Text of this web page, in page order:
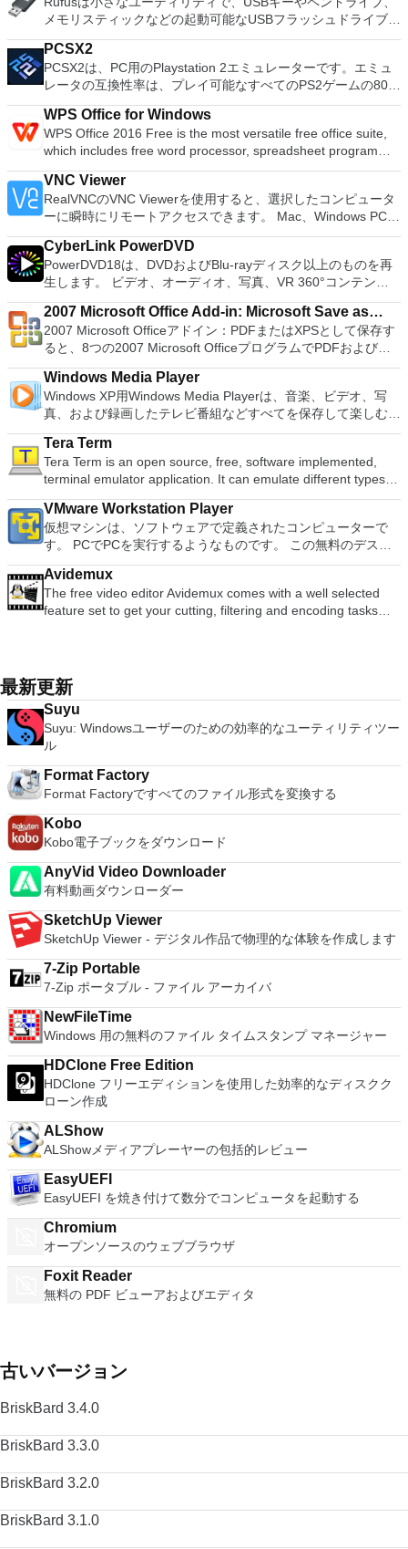
ーティション空き領域を再分配するダイナミックディスクの変
換パーティションを回復する
Vorbis, MP3, WAV or AIFF sound files. Cut, copy, splice or mix
sounds together. Change the speed or pitch of a recording.
Add new effects with LADSPA plug-ins. And more!
メモリスティックなどの起動可能なUSBフラッシュドライブを
フォーマットおよび作成できます。 Rufusは、次のシナリオで
役立ちます。 Windows、Linux、およびUEFI用の起動可能な
ISOからUSBインストールメディアを作成する必要がある場
合。 OSがインストールされていないシステムで作業する必要
がある場合。 BIOSまたはその他のファームウェアをDOSから
フラッシュする必要がある場合。 低レベルのユーティリティ
を実行する必要がある場合。 Rufusは次の* ISOで動作しま
す：Arch Linux、Archbang、BartPE / pebuilder、CentOS、
Damn Small Linux、Fedora、FreeDOS、Gentoo、
gNewSense、Hiren&#39;s Boot CD、LiveXP、Knoppix、
Kubuntu、Linux Mint、NT Password Registry Editor、
OpenSUSE、Parted Magic、Slackware、Tails、Trinity
Rescue Kit、Ubuntu、Ultimate Boot CD、Windows XP（SP2
以降）、Windows Server 2003 R2、Windows Vista、
Windows 7、Windows 8。 *このリストは完全ではありませ
ア語、マレーシア語、セシュティナ、ダンスク、ドイツ語、英
語、スペイン語、フランス語、フルバツキー、イタリア語、ラ
トヴィエシュ、リエトゥビウ、マジャール、オランダ、ノルス
ク、ポルスキ、ポルトガル、ポルトガル、スロヴェンスキー、
スロベンツキー、スロヴェンスキーSrpski、Suomi、
Svenska、Türkçe。
PCSX2
PCSX2は、PC用のPlaystation 2エミュレーターです。エミュ
レータの互換性率は、プレイ可能なすべてのPS2ゲームの80％
以上を誇っています。かなり強力なコンピューターを所有して
いる場合、PCSX2は優れたエミュレーターです。また、この
アプリケーションはローエンドコンピューターのサポートも提
供するため、Playstation 2コンソールのすべての所有者は、
PCで動作するゲームを見ることができます。 PCSX2エミュレ
ーターを使用すると、PS2コントローラーを使用して、本物の
プレイステーション体験をシミュレートできます。このアプリ
ケーションでは、ディスクからゲームを直接実行することも、
ハードドライブからISOイメージとして実行することもできま
す。 主な機能は次のとおりです。 Savestates：ボタンを1つ
押すだけで、ゲームの現在の「状態」を保存できます。 無制
限のメモリーカード：好きなだけメモリーカードを保存でき、
8MBから64MBまでの単一の物理カードに制限されなくなりま
した。 高解像度グラフィックス：PCSX2を使用すると、
1080pまたは4K HDでゲームをプレイできます。 全体とし
ゲームを高い精度でエミュレートでき、Windowsとエミュレ
ーターを切り替えることができます。欠点は、高速ゲームに苦
労し、時々フリーズまたはクラッシュすることです。* PCSX2
を使用するには、コンソールから抽出できるPlaystation 2
BIOSが必要です。
WPS Office for Windows
WPS Office 2016 Free is the most versatile free office suite,
which includes free word processor, spreadsheet program
and presentation maker. With these three programs you will
easily be able to deal with any office related tasks. WPS
Office 2016 Free has multiple language support for English,
French, German, Spanish, Portuguese,Russian and Polish
languages. To switch between languages requires only a
single click! Despite being a free suite, WPS Office comes
with many innovative features, such as the paragraph
adjustment tool and multiple tabbed feature. It also has a PDF
converter, spell check and word count feature. WPS Office
2016 Personal Edition supports switching language UI,File
Roaming and Docer online templates. Key features include:
Writer Efficient word processor. Presentation Multimedia
presentations creator. Spreadsheets Powerful tool for data
processing and analysis. 100% compatible with MS Office
document file types (.docx, .pptx, .xlsx, etc.). Thousands of
support (iOS and Android). WPS Cloud Storage included.
Although it is a free suite, WPS Office 2016 Free comes with
many innovative features, including a useful a paragraph
adjustment tool int he Writer program. It has an Office to PDF
converter, automatic spell checking and word count features.
It also has some neat tools such as the Watermark in
document, and converting PowerPoint to Word document
support. Overall, WPS Office 2016 Free is a good alternative
to Microsoft's offering. The Writer program is a versatile word
processor; the Presentation program is an easy to use and
effective slide show maker that helps you to create impressive
VNC Viewer
RealVNCのVNC Viewerを使用すると、選択したコンピュータ
ーに瞬時にリモートアクセスできます。 Mac、Windows PC、
またはLinuxマシン、世界中のどこからでも。 VNC Viewerを
使用すると、コンピューターのデスクトップを表示したり、コ
ンピューターの前に直接座っているかのようにマウスとキーボ
ードを制御したりできます。 VNC Viewerは、インストールと
使用が簡単です。制御したいデバイスでインストーラーを実行
し、指示に従ってください。オプションで、Windowsでのリ
モート展開に使用可能なMSIがあります。デスクトッププラッ
トフォームにVNC Viewerをインストールする権限がない場合
は、スタンドアロンオプションを選択する必要があります。
主な機能は次のとおりです。 クラウドサービスを介してVNC
Connectを実行しているコンピューターに接続します。 Apple
Screen Sharing（ARD）などのサードパーティ製のVNC互換
ソフトウェアを実行しているコンピューターに直接接続しま
す。 各デバイスでVNC Viewerにサインインして、すべてのデ
バイス間の接続をバックアップおよび同期します。 仮想キー
の高度なキーが含まれています。 Bluetoothキーボードのサポ
ート。 VNC Connectサブスクリプションには、無料、有料、
試用の3つのバージョンがあります。 制御する必要のあるマシ
ンごとに、RealVNCのWebサイトにアクセスして、各コンピ
ューターにVNC Connectをダウンロードするだけです。次
に、RealVNCアカウントの資格情報を使用して、ローカルマ
シンでVNC Viewerにサインインします。そこから、コンピュ
ューターへのログインに使用するのと同じユーザー名とパスワ
ードを入力するだけです。 WIN 7,8,8.1,10をサポートしま
す。 VNC ViewerのMacバージョンをお探しですか？ここから
ダウンロード
CyberLink PowerDVD
PowerDVD18は、DVDおよびBlu-rayディスク以上のものを再
生します。 ビデオ、オーディオ、写真、VR 360°コンテン
ツ、さらにはYouTubeやVimeoにとっても、PowerDVD18は重
要なエンターテイメントの仲間です。 Ultra HD HDR TVとサ
ラウンドサウンドシステムの可能性を解き放ち、360°ビデオ
の増え続けるコレクションへのアクセスで仮想世界に没頭する
か、PCまたはラップトップでの比類のない再生サポートと独
自の強化により、どこにいても簡単にリラックスできます。
新機能は次のとおりです。 4K DHR向けに最適化 Ultra HD
Blu-ray、4K、HEVC / H.265およびHDR10コンテンツをサポー
ト全画面モードで21：9モニターで2.35：1の映画を見る常時
オンのミニビューでYouTubeライブを見る YouTubeおよび
Vimeoで4K HDRおよび360ビデオを再生 VRエクスペリエンス
の向上：Microsoft Mixed Realityヘッドセット、HTC、VIVE、
およびOculus Riftをサポート Fire TVとキャストのサポート
注：これは商用トライアルです。
2007 Microsoft Office Add-in: Microsoft Save as
PDF or XPS
2007 Microsoft Officeアドイン：PDFまたはXPSとして保存す
ると、8つの2007 Microsoft OfficeプログラムでPDFおよび
XPS形式にエクスポートして保存できます。このツールを使用
すると、これらのプログラムのサブセットでPDF形式および
XPS形式の電子メール添付ファイルとして送信することもでき
ます（特定の機能はプログラムによって異なります）。 この
ダウンロードは、次のOfficeプログラムで動作します。
Microsoft Office Access 2007。 Microsoft Office Excel 2007。
Microsoft Office InfoPath 2007。 Microsoft Office OneNote
2007。 Microsoft Office PowerPoint 2007。 Microsoft Office
Publisher 2007。 Microsoft Office Visio 2007。 Microsoft
Office Word 2007。 2007 Microsoft Officeプログラムのこの
Microsoft Save as PDFまたはXPSアドインは、2007 Microsoft
Office systemソフトウェアの補足条項であり、2007 Microsoft
Office systemソフトウェアのライセンス条項の対象となりま
す。 システム要件：サポートされているオペレーティングシ
ステム。 Windows Server 2003、Windows Vista、Windows
Windows Media Player
Windows XP用Windows Media Playerは、音楽、ビデオ、写
真、および録画したテレビ番組などすべてを保存して楽しむ最
適な機能を搭載しています。 再生、表示、外出先で楽しむた
めのポータブル デバイスとの同期、さらには家中のデバイス
との共有も、すべて1か所で行えます。 シンプルなデザイン -
まったく新しい外観でデジタル エンターテイメントを楽しめ
ます。 大好きな音楽をより多く - デジタル音楽体験がさらに
楽しくなります。 エンターテイメントをすべて1つの場所に -
音楽、ビデオ、写真、録画したテレビ番組をすべて保存して楽
しめます。 どこでも楽しめる - どこにいても音楽、ビデオ、
写真にアクセスできます。
Tera Term
Tera Term is an open source, free, software implemented,
terminal emulator application. It can emulate different types of
computer terminals, from DEC VT100 to DEC VT382, and it
supports telnet, SSH 1 & 2 and serial port connections. It also
has a built-in macro scripting language and some other useful
plugins. Key features include: Automatically creates logs with
unique log names. Supports SSH, standard telnet and serial
ports. Supports dec/digital/vt terminal standards. Tera Term is
a useful application, which allows the connection to any
remote Telnet or SSH hosts. It sports a clean and crisp layout
which is easy to master and supports remote Telnet or SSH
host connections then Tera Term is a good choice.
VMware Workstation Player
仮想マシンは、ソフトウェアで定義されたコンピューターで
す。 PCでPCを実行するようなものです。 この無料のデスク
トップ仮想化ソフトウェアアプリケーションにより、VMware
Workstation、VMware Fusion、VMware Server、または
VMware ESXで作成された仮想マシンを簡単に操作できます。
主な機能は次のとおりです。 1台のPCで複数のオペレーティ
32ビットと64ビットの両方の仮想マシンを実行します。 2-
way Virtual SMPを活用します。 サードパーティの仮想マシン
とイメージを使用します。 ホストコンピューターと仮想マシ
ン間でデータを共有します。 幅広いホストおよびゲストオペ
レーティングシステムのサポート。 USB 2.0デバイスのサポー
ト。 起動時にアプライアンス情報を取得します。 直感的なホ
ームページインターフェイスを介して仮想マシンに簡単にアク
セスできます。 VMware Playerは、Microsoft Virtual Server仮
想マシンまたはMicrosoft Virtual PC仮想マシンもサポートして
います。
Avidemux
The free video editor Avidemux comes with a well selected
feature set to get your cutting, filtering and encoding tasks
projects and putting them into the job queue. Features: Non-
linear video editing Apply filters and effects Transcode into
various formats Insert or extract audio streams Subtitle
processor Project system Powerful scripting capabilities
Graphical or command line interfaces Video encoders:
MPEG-4 AVC, XviD, MPEG-4 ASP, MPEG-2 Video, MPEG-1
Video, DV, ... Audio encoders: AC-3, AAC, MP3, MP2, Vorbis,
PCM, ... Container: AVI, MPEG-PS/TS, MP4, MKV, FLV, OGM,
...
最新更新
Suyu
Suyu: Windowsユーザーのための効率的なユーティリティツー
ル
Format Factory
Format Factoryですべてのファイル形式を変換する
Kobo
Kobo電子ブックをダウンロード
AnyVid Video Downloader
有料動画ダウンローダー
SketchUp Viewer
SketchUp Viewer - デジタル作品で物理的な体験を作成します
7-Zip Portable
7-Zip ポータブル - ファイル アーカイバ
NewFileTime
Windows 用の無料のファイル タイムスタンプ マネージャー
HDClone Free Edition
HDClone フリーエディションを使用した効率的なディスクク
ローン作成
ALShow
ALShowメディアプレーヤーの包括的レビュー
EasyUEFI
EasyUEFI を焼き付けて数分でコンピュータを起動する
Chromium
オープンソースのウェブブラウザ
Foxit Reader
無料の PDF ビューアおよびエディタ
古いバージョン
BriskBard 3.4.0
BriskBard 3.3.0
BriskBard 3.2.0
BriskBard 3.1.0